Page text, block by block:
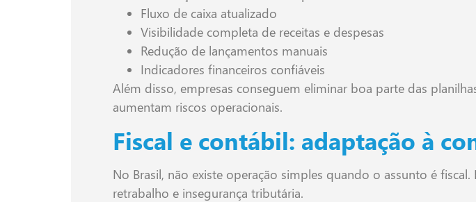
Fluxo de caixa atualizado
Visibilidade completa de receitas e despesas
Redução de lançamentos manuais
Indicadores financeiros confiáveis
Além disso, empresas conseguem eliminar boa parte das
aumentam riscos operacionais.
Fiscal e contábil: adaptação à
No Brasil, não existe operação simples quando o assunto é
retrabalho e insegurança tributária.